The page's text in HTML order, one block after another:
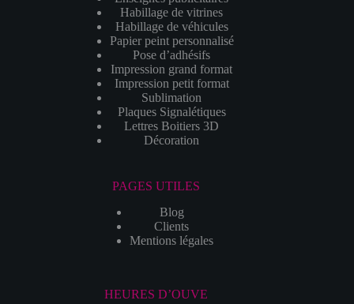
Habillage de vitrines
Habillage de véhicules
Papier peint personnalisé
Pose d’adhésifs
Impression grand format
Impression petit format
Sublimation
Plaques Signalétiques
Lettres Boitiers 3D
Décoration
PAGES UTILES
Blog
Clients
Mentions légales
HEURES D’OUVE